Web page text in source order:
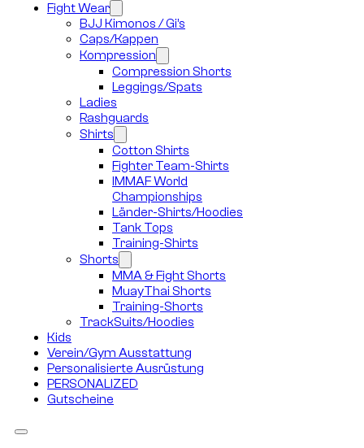
Fight Wear
BJJ Kimonos / Gi’s
Caps/Kappen
Kompression
Compression Shorts
Leggings/Spats
Ladies
Rashguards
Shirts
Cotton Shirts
Fighter Team-Shirts
IMMAF World
Championships
Länder-Shirts/Hoodies
Tank Tops
Training-Shirts
Shorts
MMA & Fight Shorts
MuayThai Shorts
Training-Shorts
TrackSuits/Hoodies
Kids
Verein/Gym Ausstattung
Personalisierte Ausrüstung
PERSONALIZED
Gutscheine